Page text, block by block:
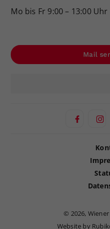
Mo bis Fr 9:00 – 13:00 Uhr
Mail
© 2026,
Website by